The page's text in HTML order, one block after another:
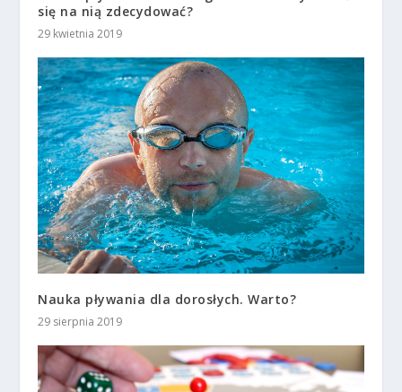
się na nią zdecydować?
29 kwietnia 2019
Nauka pływania dla dorosłych. Warto?
29 sierpnia 2019